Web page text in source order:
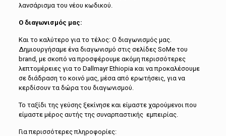
λανσάρισμα του νέου κωδικού.
Ο διαγωνισμός μας:
Και το καλύτερο για το τέλος: Ο διαγωνισμός μας.
Δημιουργήσαμε ένα διαγωνισμό στις σελίδες SoMe του
brand, με σκοπό να προσφέρουμε ακόμη περισσότερες
λεπτομέρειες για το Dallmayr Ethiopia και να προκαλέσουμε
σε διάδραση το κοινό μας, μέσα από ερωτήσεις, για να
κερδίσουν τα δώρα του διαγωνισμού.
Το ταξίδι της γεύσης ξεκίνησε και είμαστε χαρούμενοι που
είμαστε μέρος αυτής της συναρπαστικής εμπειρίας.
Για περισσότερες πληροφορίες: